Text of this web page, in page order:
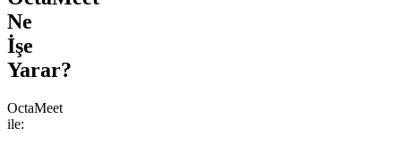
Ne
İşe
Yarar?
OctaMeet
ile: